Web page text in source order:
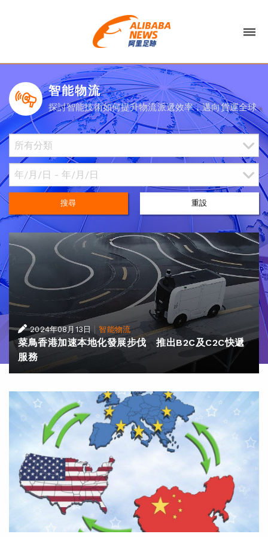
智能物流
探討智能技術如何提升物流派遞效率，邁向貨運全球
搜尋 重設
2024年08月13日 |智能物流
菜鳥香港加速本地化發展步伐 推出B2C及C2C快遞
服務